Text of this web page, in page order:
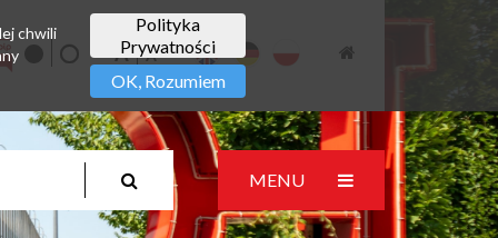
MENU
Polityka
Prywatności
OK, Rozumiem
chwili